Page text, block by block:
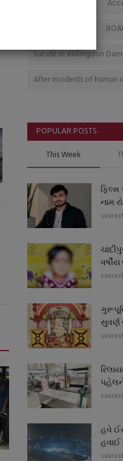
Sucide in Willingdon Dam
After incidents of human
POPULAR POSTS
This Week
ફિલ્મ
નામ
સુવર્ણ
પહેલને
હવે
હવાઈ